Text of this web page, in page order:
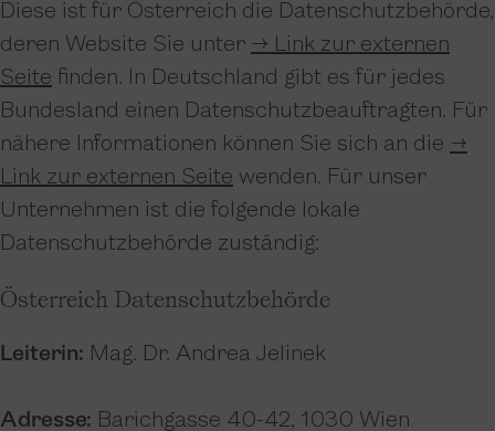
Diese ist für Österreich die Datenschutzbehörde,
deren Website Sie unter → Link zur externen
Seite finden. In Deutschland gibt es für jedes
Bundesland einen Datenschutzbeauftragten. Für
nähere Informationen können Sie sich an die →
Link zur externen Seite wenden. Für unser
Unternehmen ist die folgende lokale
Datenschutzbehörde zuständig:
Österreich Datenschutzbehörde
Leiterin: Mag. Dr. Andrea Jelinek
Adresse: Barichgasse 40-42, 1030 Wien